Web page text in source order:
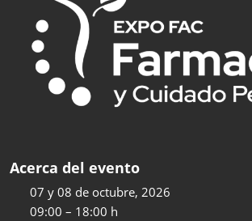
Acerca del evento
07 y 08 de octubre, 2026
09:00 – 18:00 h